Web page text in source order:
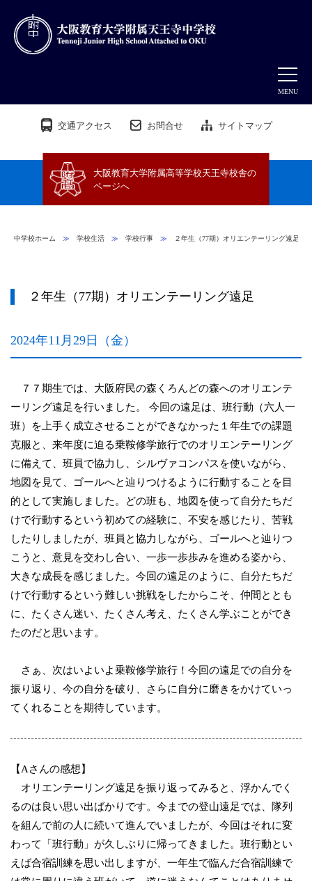
MENU
交通アクセス お問合せ サイトマップ
大阪教育大学附属高等学校天王寺校舎の
ページへ
中学校ホーム ≫ 学校生活 ≫ 学校行事 ≫ ２年生（77期）オリエンテーリング遠足
２年生（77期）オリエンテーリング遠足
2024年11月29日（金）
７７期生では、大阪府民の森くろんどの森へのオリエンテ
ーリング遠足を行いました。 今回の遠足は、班行動（六人一
班）を上手く成立させることができなかった１年生での課題
克服と、来年度に迫る乗鞍修学旅行でのオリエンテーリング
に備えて、班員で協力し、シルヴァコンパスを使いながら、
地図を見て、ゴールへと辿りつけるように行動することを目
的として実施しました。どの班も、地図を使って自分たちだ
けで行動するという初めての経験に、不安を感じたり、苦戦
したりしましたが、班員と協力しながら、ゴールへと辿りつ
こうと、意見を交わし合い、一歩一歩歩みを進める姿から、
大きな成長を感じました。今回の遠足のように、自分たちだ
けで行動するという難しい挑戦をしたからこそ、仲間ととも
に、たくさん迷い、たくさん考え、たくさん学ぶことができ
たのだと思います。
さぁ、次はいよいよ乗鞍修学旅行！今回の遠足での自分を
振り返り、今の自分を破り、さらに自分に磨きをかけていっ
てくれることを期待しています。
【Aさんの感想】
オリエンテーリング遠足を振り返ってみると、浮かんでく
るのは良い思い出ばかりです。今までの登山遠足では、隊列
を組んで前の人に続いて進んでいましたが、今回はそれに変
わって「班行動」が久しぶりに帰ってきました。班行動とい
えば合宿訓練を思い出しますが、一年生で臨んだ合宿訓練で